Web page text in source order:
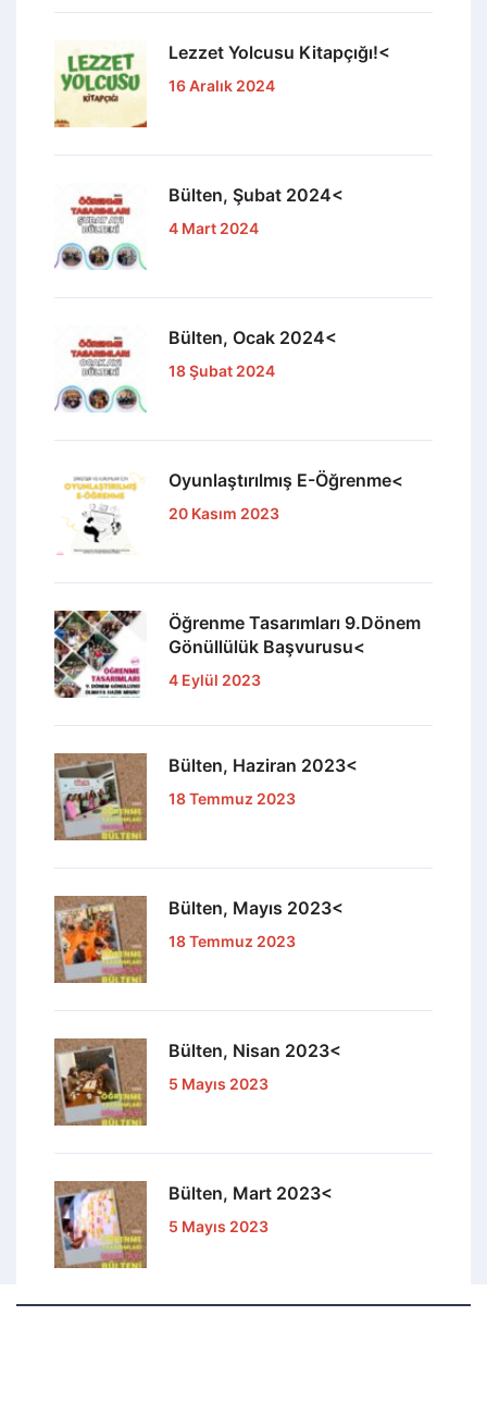
Bülten, Nisan 2023<
5 Mayıs 2023
Bülten, Mart 2023<
5 Mayıs 2023
Biz Öğrenme Tasarımları olarak ‘‘Öğrenmek Eğlencelidir’’
Savunduğumuz değerleri, öğrenmeyi kolay ve keyifli
hale getiren oyunlar ve yenilikçi öğrenme programları
tasarlayarak ortaya koyuyoruz.
0537 361 05 96
merhaba@ogrenmetasarimlari.com
Kampanyalar